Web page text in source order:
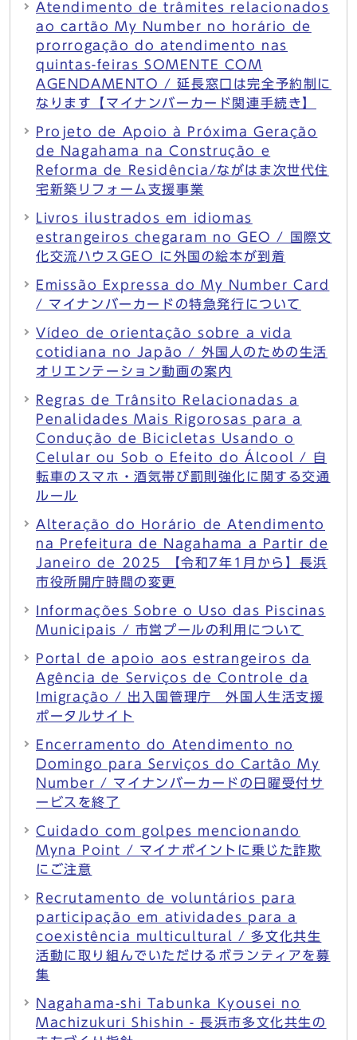
Atendimento de trâmites relacionados
ao cartão My Number no horário de
prorrogação do atendimento nas
quintas-feiras SOMENTE COM
AGENDAMENTO / 延長窓口は完全予約制に
なります【マイナンバーカード関連手続き】
Projeto de Apoio à Próxima Geração
de Nagahama na Construção e
Reforma de Residência/ながはま次世代住
宅新築リフォーム支援事業
Livros ilustrados em idiomas
estrangeiros chegaram no GEO / 国際文
化交流ハウスGEO に外国の絵本が到着
Emissão Expressa do My Number Card
/ マイナンバーカードの特急発行について
Vídeo de orientação sobre a vida
cotidiana no Japão / 外国人のための生活
オリエンテーション動画の案内
Regras de Trânsito Relacionadas a
Penalidades Mais Rigorosas para a
Condução de Bicicletas Usando o
Celular ou Sob o Efeito do Álcool / 自
転車のスマホ・酒気帯び罰則強化に関する交通
ルール
Alteração do Horário de Atendimento
na Prefeitura de Nagahama a Partir de
Janeiro de 2025 【令和7年1月から】長浜
市役所開庁時間の変更
Informações Sobre o Uso das Piscinas
Municipais / 市営プールの利用について
Portal de apoio aos estrangeiros da
Agência de Serviços de Controle da
Imigração / 出入国管理庁 外国人生活支援
ポータルサイト
Encerramento do Atendimento no
Domingo para Serviços do Cartão My
Number / マイナンバーカードの日曜受付サ
ービスを終了
Cuidado com golpes mencionando
Myna Point / マイナポイントに乗じた詐欺
にご注意
Recrutamento de voluntários para
participação em atividades para a
coexistência multicultural / 多文化共生
活動に取り組んでいただけるボランティアを募
集
Nagahama-shi Tabunka Kyousei no
Machizukuri Shishin - 長浜市多文化共生の